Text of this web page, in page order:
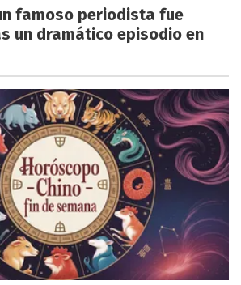
famoso periodista fue
un dramático episodio en